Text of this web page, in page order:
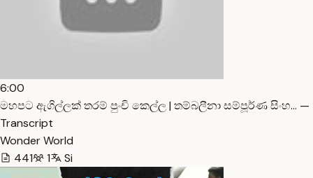
6:00
මහපට ඇගිල්ලක් තරම් පුංචි කෙල්ල | තම්බලීනා සම්පූර්ණ සිංහ… —
Transcript
Wonder World
441
1 Si